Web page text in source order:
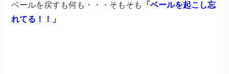
ベールを戻すも何も・・・そもそも
「ベールを起こし忘
れてる！！」